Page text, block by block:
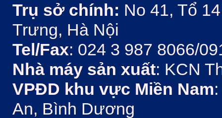
Trụ sở chính: No 41, Tổ
Trưng, Hà Nội
Tel/Fax: 024 3 987 8066/
Nhà máy sản xuất: KCN
VPĐD khu vực Miền Nam
An, Bình Dương